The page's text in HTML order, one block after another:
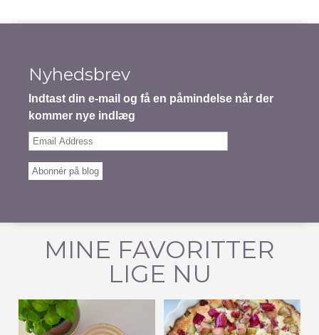
Nyhedsbrev
Indtast din e-mail og få en påmindelse når der
kommer nye indlæg
Email
Abonnér på blog
MINE FAVORITTER
LIGE NU